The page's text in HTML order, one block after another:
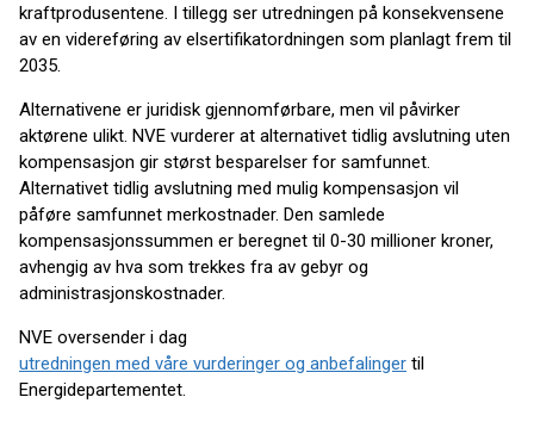
kraftprodusentene. I tillegg ser utredningen på konsekvensene
av en videreføring av elsertifikatordningen som planlagt frem til
2035.
Alternativene er juridisk gjennomførbare, men vil påvirker
aktørene ulikt. NVE vurderer at alternativet tidlig avslutning uten
kompensasjon gir størst besparelser for samfunnet.
Alternativet tidlig avslutning med mulig kompensasjon vil
påføre samfunnet merkostnader. Den samlede
kompensasjonssummen er beregnet til 0-30 millioner kroner,
avhengig av hva som trekkes fra av gebyr og
administrasjonskostnader.
NVE oversender i dag
utredningen med våre vurderinger og anbefalinger til
Energidepartementet.